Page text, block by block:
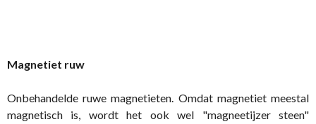
Magnetiet ruw
Onbehandelde ruwe magnetieten. Omdat magnetiet meestal
magnetisch is, wordt het ook wel "magneetijzer steen"